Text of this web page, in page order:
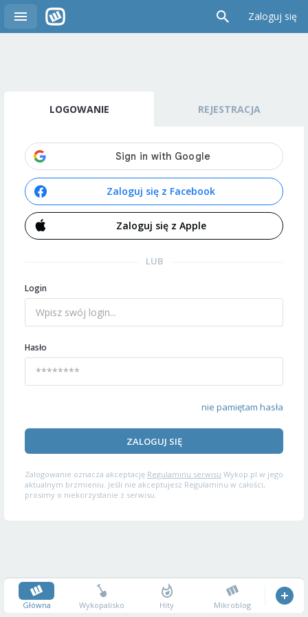
Zaloguj się
LOGOWANIE REJESTRACJA
Zaloguj się z Facebook
Zaloguj się z Apple
LUB
Login
Hasło
nie pamiętam hasła
ZALOGUJ SIĘ
Zalogowanie oznacza akceptację Regulaminu serwisu Wykop.pl w jego
aktualnym brzmieniu. Jeśli nie akceptujesz Regulaminu w całości,
prosimy o niekorzystanie z serwisu.
Główna Wykopalisko Hity Mikroblog